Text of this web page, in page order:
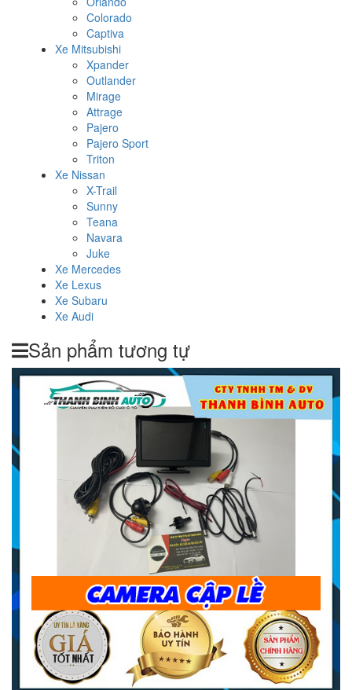
Colorado
Captiva
Xe Mitsubishi
Xpander
Outlander
Mirage
Attrage
Pajero
Pajero Sport
Triton
Xe Nissan
X-Trail
Sunny
Teana
Navara
Juke
Xe Mercedes
Xe Lexus
Xe Subaru
Xe Audi
Sản phẩm tương tự